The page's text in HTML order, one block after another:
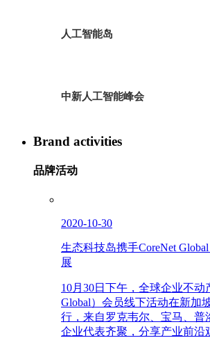
人工智能岛
中新人工智能峰会
Brand activities
品牌活动
2020-10-30
生态科技岛携手CoreNet
展
10月30日下午，全球企业不动
Global）会员线下活动在新加
行，来自罗克韦尔、宝马、普
企业代表齐聚，分享产业前沿